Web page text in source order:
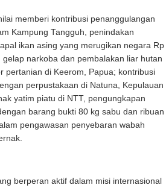
memberi kontribusi penanggulangan
Kampung Tangguh, penindakan
ikan asing yang merugikan negara Rp
narkoba dan pembalakan liar hutan
pertanian di Keerom, Papua; kontribusi
perpustakaan di Natuna, Kepulauan
yatim piatu di NTT, pengungkapan
barang bukti 80 kg sabu dan ribuan
pengawasan penyebaran wabah
berperan aktif dalam misi internasional